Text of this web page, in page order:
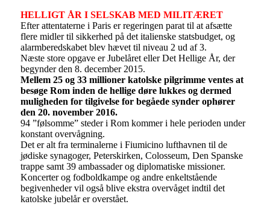
HELLIGT ÅR I SELSKAB MED MILITÆRET
Efter attentaterne i Paris er regeringen parat til at afsætte
flere midler til sikkerhed på det italienske statsbudget, og
alarmberedskabet blev hævet til niveau 2 ud af 3.
Næste store opgave er Jubelåret eller Det Hellige År, der
begynder den 8. december 2015.
Mellem 25 og 33 millioner katolske pilgrimme ventes at
besøge Rom inden de hellige døre lukkes og dermed
muligheden for tilgivelse for begåede synder ophører
den 20. november 2016.
94 ”følsomme” steder i Rom kommer i hele perioden under
konstant overvågning.
Det er alt fra terminalerne i Fiumicino lufthavnen til de
jødiske synagoger, Peterskirken, Colosseum, Den Spanske
trappe samt 39 ambassader og diplomatiske missioner.
Koncerter og fodboldkampe og andre enkeltstående
begivenheder vil også blive ekstra overvåget indtil det
katolske jubelår er overstået.